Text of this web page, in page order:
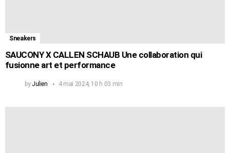
Sneakers
SAUCONY X CALLEN SCHAUB Une collaboration qui
fusionne art et performance
by Julien 4 mai 2024, 10 h 03 min